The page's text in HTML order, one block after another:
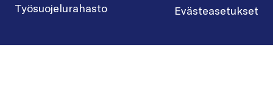
Työsuojelurahasto
Evästeasetukset